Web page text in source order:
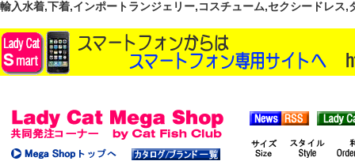
輸入水着,下着,インポートランジェリー,コスチューム,セクシードレス